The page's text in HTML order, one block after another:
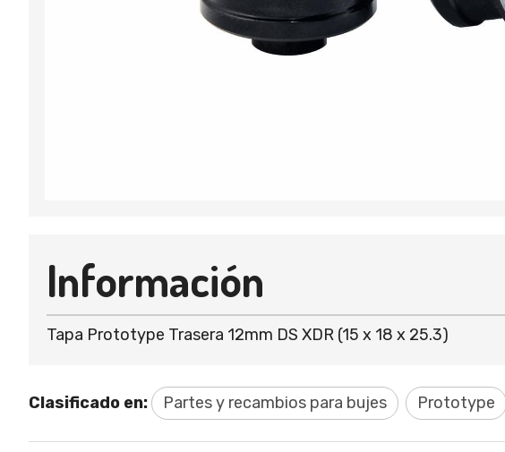
Información
Tapa Prototype Trasera 12mm DS XDR (15 x 18 x 25.3)
Clasificado en: Partes y recambios para bujes Prototype